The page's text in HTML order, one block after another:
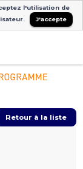
Retour à la liste
l'utilisation de
J'accepte